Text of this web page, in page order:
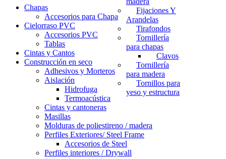
Fijaciones Y
Arandelas
Tirafondos
Tornillería
para chapas
Clavos
Tornillería
para madera
Tornillos para
yeso y estructura
Chapas
Accesorios para Chapa
Cielorraso PVC
Accesorios PVC
Tablas
Cintas y Cantos
Construcción en seco
Adhesivos y Morteros
Aislación
Hidrofuga
Termoacústica
Cintas y cantoneras
Masillas
Molduras de poliestireno / madera
Perfiles Exteriores/ Steel Frame
Accesorios de Steel
Perfiles interiores / Drywall